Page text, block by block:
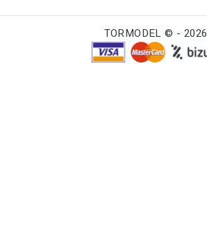
TORMODEL © - 2026